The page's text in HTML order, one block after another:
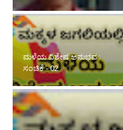
ಮಳೆಯ ವಿಶೇಷ ಅನುಭವ :
ಸಂಚಿಕೆ - 02